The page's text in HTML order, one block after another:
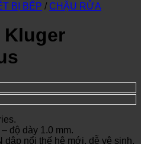
BỊ BẾP / CHẬU RỬA
Kluger
độ dày 1.0 mm.
dập nổi thế hệ mới, dễ vệ sinh.